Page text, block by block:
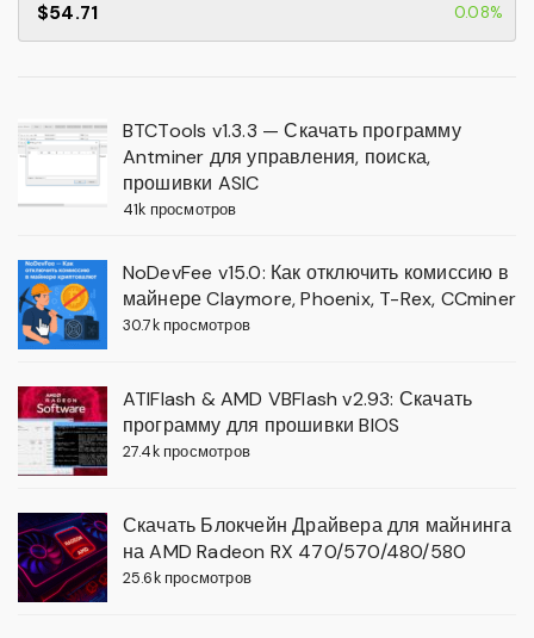
$54.71 0.08%
BTCTools v1.3.3 — Скачать программу
Antminer для управления, поиска,
прошивки ASIC
41k просмотров
NoDevFee v15.0: Как отключить комиссию в
майнере Claymore, Phoenix, T-Rex, CCminer
30.7k просмотров
ATIFlash & AMD VBFlash v2.93: Скачать
программу для прошивки BIOS
27.4k просмотров
Скачать Блокчейн Драйвера для майнинга
на AMD Radeon RX 470/570/480/580
25.6k просмотров